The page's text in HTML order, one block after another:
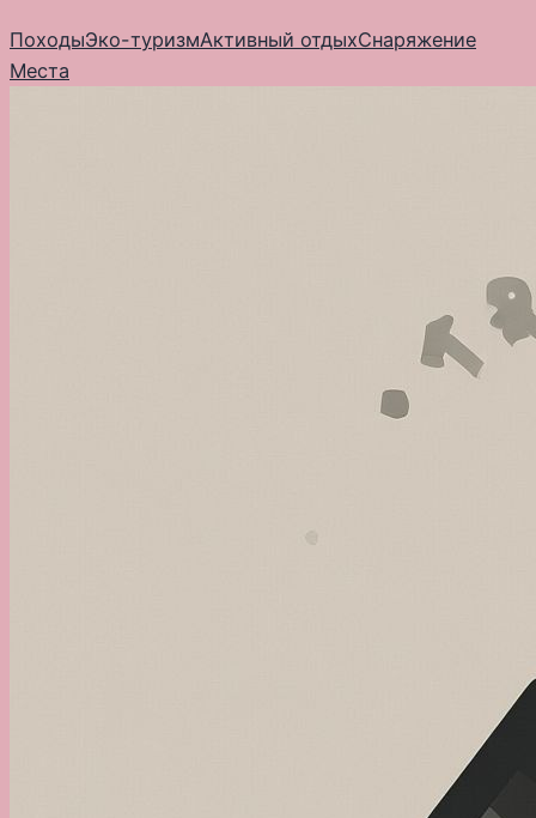
к
содержимому
ПоходыЭко-туризмАктивный отдыхСнаряжение
Места